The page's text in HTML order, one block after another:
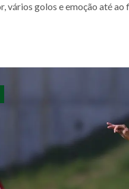
vários golos e emoção até